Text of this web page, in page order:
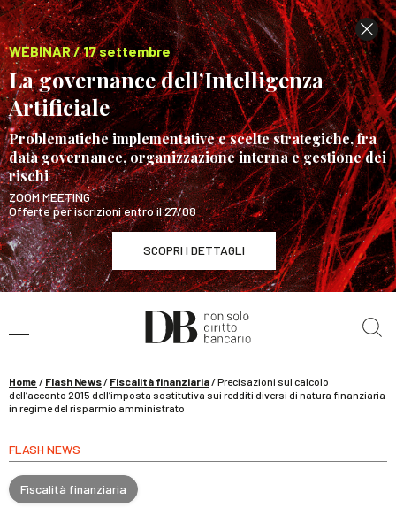
WEBINAR / 17 settembre
La governance dell’Intelligenza
Artificiale
Problematiche implementative e scelte strategiche, fra
data governance, organizzazione interna e gestione dei
rischi
ZOOM MEETING
Offerte per iscrizioni entro il 27/08
SCOPRI I DETTAGLI
WEBINAR / 17 settembre
La governance dell’Intelligenza Artificiale
Home / Flash News/ Fiscalità finanziaria/Precisazioni sul calcolo
dell’acconto 2015 dell’imposta sostitutiva sui redditi diversi di natura finanziaria
in regime del risparmio amministrato
FLASH NEWS
Fiscalità finanziaria